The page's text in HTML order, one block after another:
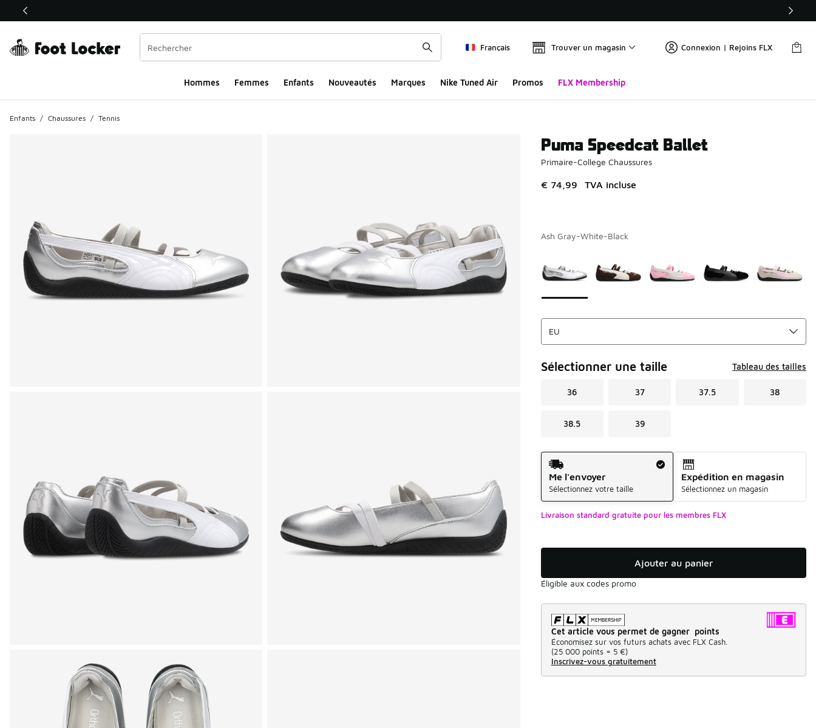
Ce lien ouvrira une nouvelle fenêtre
Français Trouver un magasin Connexion | Rejoins FLX
Hommes​ Femmes Enfants Nouveautés Marques Nike Tuned Air Promos FLX Membership
Enfants / Chaussures / Tennis
Puma Speedcat Ballet
Primaire-College Chaussures
€ 74,99 TVA incluse
Ash Gray-White-Black
Sélectionner une taille Tableau des tailles
36 37 37.5 38
38.5 39
Mode d'expédition
Me l'envoyer
Sélectionnez votre taille
Expédition en magasin
Sélectionnez un magasin
Livraison standard gratuite pour les membres FLX
Ajouter au panier
Éligible aux codes promo
Cet article vous permet de gagner points
Économisez sur vos futurs achats avec FLX Cash.
(25 000 points = 5 €)
Inscrivez-vous gratuitement